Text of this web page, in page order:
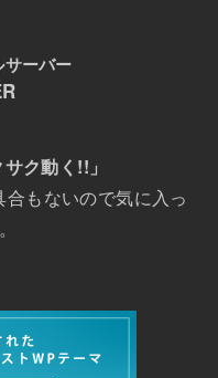
ーバー
ク動く!!」
もないので気に入っ